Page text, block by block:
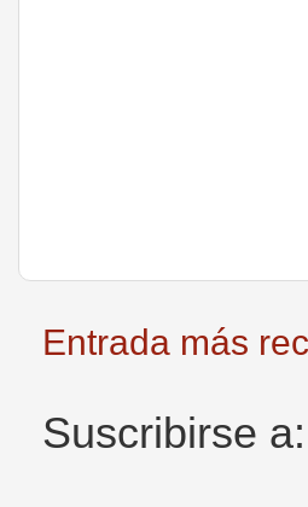
Entrada más
Suscribirse a: